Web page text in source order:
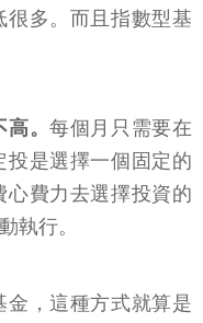
很多。而且指數型基
高。每個月只需要在
投是選擇一個固定的
心費力去選擇投資的
執行。
，這種方式就算是